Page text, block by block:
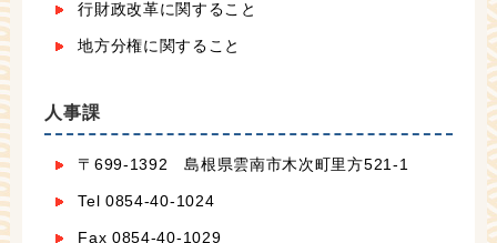
行財政改革に関すること
地方分権に関すること
人事課
〒699-1392 島根県雲南市木次町里方521-1
Tel 0854-40-1024
Fax 0854-40-1029